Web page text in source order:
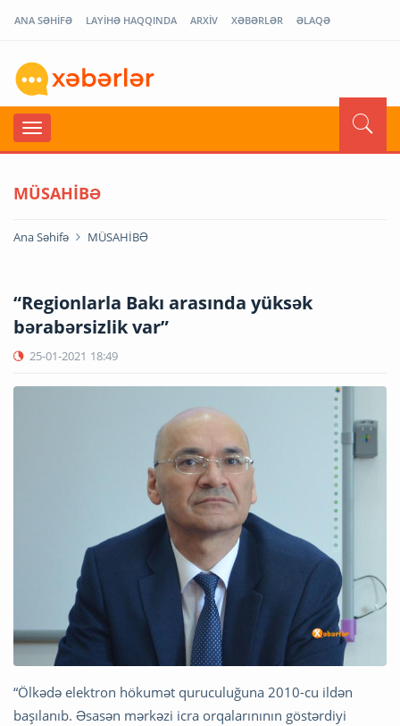
ANA SƏHİFƏ LAYİHƏ HAQQINDA ARXİV XƏBƏRLƏR ƏLAQƏ
MÜSAHİBƏ
Ana Səhifə MÜSAHİBƏ
“Regionlarla Bakı arasında yüksək
bərabərsizlik var”
25-01-2021 18:49
“Ölkədə elektron hökumət quruculuğuna 2010-cu ildən
başılanıb. Əsasən mərkəzi icra orqalarınının göstərdiyi